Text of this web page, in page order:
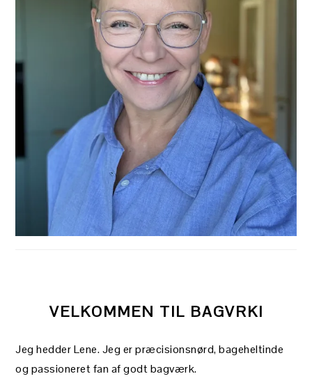
VELKOMMEN TIL BAGVRK!
Jeg hedder Lene. Jeg er præcisionsnørd, bageheltinde
og passioneret fan af godt bagværk.